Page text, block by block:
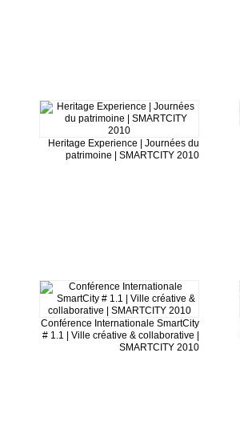
Heritage Experience | Journées du
patrimoine | SMARTCITY 2010
Conférence Internationale SmartCity
# 1.1 | Ville créative & collaborative |
SMARTCITY 2010